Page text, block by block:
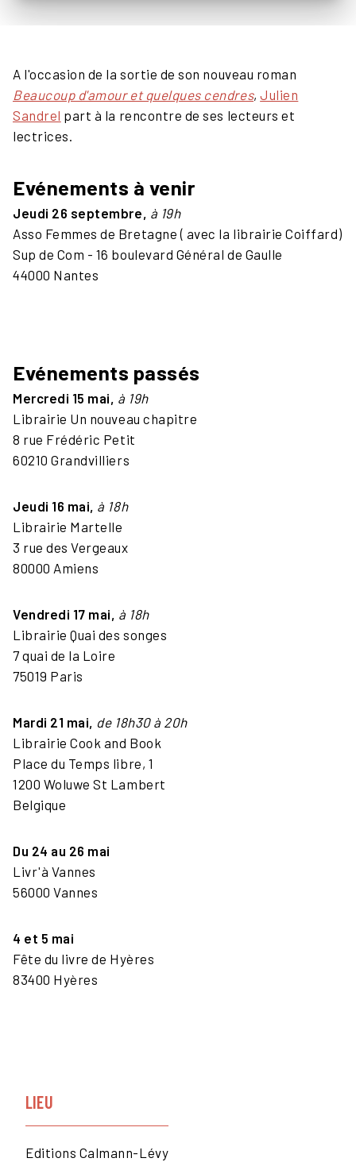
A l'occasion de la sortie de son nouveau roman
Beaucoup d'amour et quelques cendres,Julien
Sandrel part à la rencontre de ses lecteurs et
lectrices.
Evénements à venir
Jeudi 26 septembre, à 19h
Asso Femmes de Bretagne ( avec la librairie Coiffard)
Sup de Com - 16 boulevard Général de Gaulle
44000 Nantes
Evénements passés
Mercredi 15 mai, à 19h
Librairie Un nouveau chapitre
8 rue Frédéric Petit
60210 Grandvilliers
Jeudi 16 mai, à 18h
Librairie Martelle
3 rue des Vergeaux
80000 Amiens
Vendredi 17 mai, à 18h
Librairie Quai des songes
7 quai de la Loire
75019 Paris
Mardi 21 mai, de 18h30 à 20h
Librairie Cook and Book
Place du Temps libre, 1
1200 Woluwe St Lambert
Belgique
Du 24 au 26 mai
Livr'à Vannes
56000 Vannes
4 et 5 mai
Fête du livre de Hyères
83400 Hyères
LIEU
Editions Calmann-Lévy